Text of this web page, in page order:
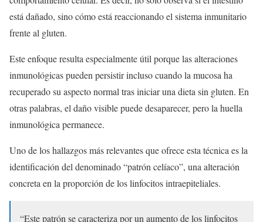
está dañado, sino cómo está reaccionando el sistema inmunitario
frente al gluten.
Este enfoque resulta especialmente útil porque las alteraciones
inmunológicas pueden persistir incluso cuando la mucosa ha
recuperado su aspecto normal tras iniciar una dieta sin gluten. En
otras palabras, el daño visible puede desaparecer, pero la huella
inmunológica permanece.
Uno de los hallazgos más relevantes que ofrece esta técnica es la
identificación del denominado “patrón celíaco”, una alteración
concreta en la proporción de los linfocitos intraepiteliales.
“Este patrón se caracteriza por un aumento de los linfocitos